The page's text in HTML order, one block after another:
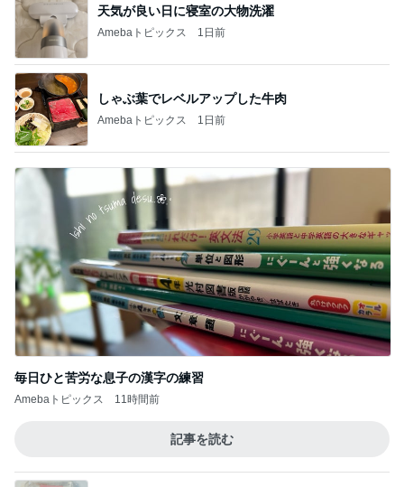
天気が良い日に寝室の大物洗濯
Amebaトピックス 1日前
しゃぶ葉でレベルアップした牛肉
Amebaトピックス 1日前
毎日ひと苦労な息子の漢字の練習
Amebaトピックス 11時間前
記事を読む